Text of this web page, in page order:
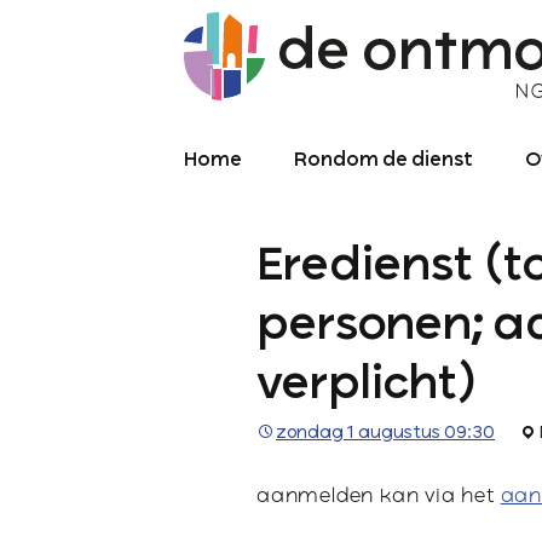
Home Rondom de dienst
Meekijken/luisteren
Over de kerkdienst
Archief liturgie
Diensten
Eredienst
personen;
verplicht)
zondag 1 augustus 09:30
aanmelden kan via het